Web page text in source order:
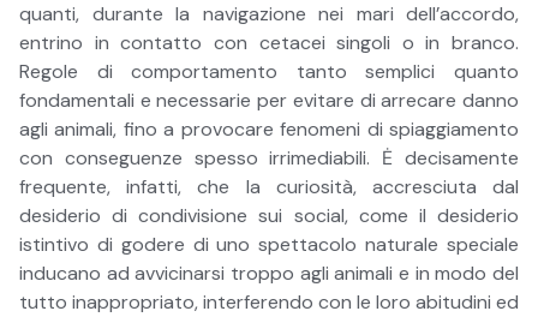
quanti, durante la navigazione nei mari dell’accordo,
entrino in contatto con cetacei singoli o in branco.
Regole di comportamento tanto semplici quanto
fondamentali e necessarie per evitare di arrecare danno
agli animali, fino a provocare fenomeni di spiaggiamento
con conseguenze spesso irrimediabili. Ė decisamente
frequente, infatti, che la curiosità, accresciuta dal
desiderio di condivisione sui social, come il desiderio
istintivo di godere di uno spettacolo naturale speciale
inducano ad avvicinarsi troppo agli animali e in modo del
tutto inappropriato, interferendo con le loro abitudini ed